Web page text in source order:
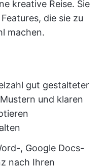
kreative Reise. Sie
die sie zu
machen.
gut gestalteter
und klaren
, Google Docs-
nach Ihren